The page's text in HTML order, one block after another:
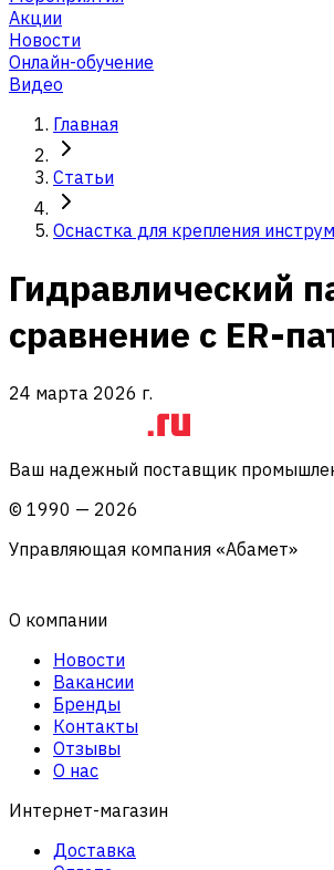
Акции
Новости
Онлайн-обучение
Видео
Главная
Статьи
Оснастка для крепления
Гидравлический
сравнение с ER-
24 марта 2026 г.
Ваш надежный поставщик
© 1990 — 2026
Управляющая компания «Абамет»
О компании
Новости
Вакансии
Бренды
Контакты
Отзывы
О нас
Интернет-магазин
Доставка